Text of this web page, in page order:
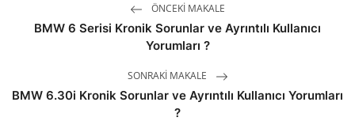
ÖNCEKI MAKALE
BMW 6 Serisi Kronik Sorunlar ve Ayrıntılı Kullanıcı
Yorumları ?
SONRAKI MAKALE
BMW 6.30i Kronik Sorunlar ve Ayrıntılı Kullanıcı Yorumları
?